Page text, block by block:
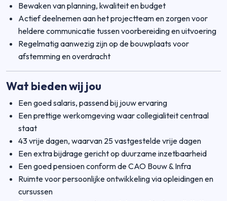
Bewaken van planning, kwaliteit en budget
Actief deelnemen aan het projectteam en zorgen voor
heldere communicatie tussen voorbereiding en uitvoering
Regelmatig aanwezig zijn op de bouwplaats voor
afstemming en overdracht
Wat bieden wij jou
Een goed salaris, passend bij jouw ervaring
Een prettige werkomgeving waar collegialiteit centraal
staat
43 vrije dagen, waarvan 25 vastgestelde vrije dagen
Een extra bijdrage gericht op duurzame inzetbaarheid
Een goed pensioen conform de CAO Bouw & Infra
Ruimte voor persoonlijke ontwikkeling via opleidingen en
cursussen